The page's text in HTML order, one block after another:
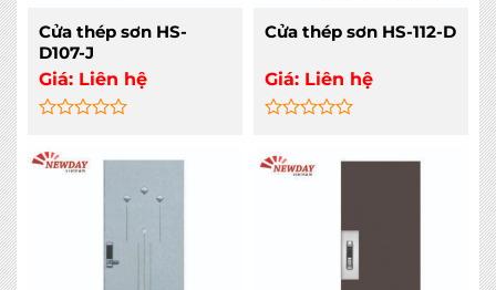
Cửa thép sơn HS-
D107-J
Giá: Liên hệ
0
out
Cửa thép sơn HS-112-D
Giá: Liên hệ
0
out